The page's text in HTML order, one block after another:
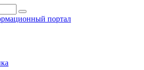
портал